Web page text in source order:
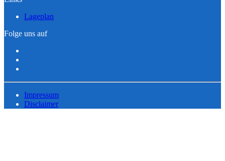
Lageplan
Folge uns auf
Impressum
Disclaimer